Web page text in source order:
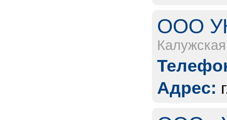
ООО
Адрес: